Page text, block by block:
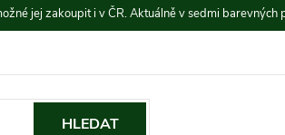
jej zakoupit i v ČR. Aktuálně v sedmi barevných
HLEDAT